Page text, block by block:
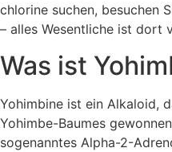
chlorine suchen, besuchen
– alles Wesentliche ist dort
Was ist
Yohimbine ist ein Alkaloid,
Yohimbe-Baumes
sogenanntes Alpha-2-